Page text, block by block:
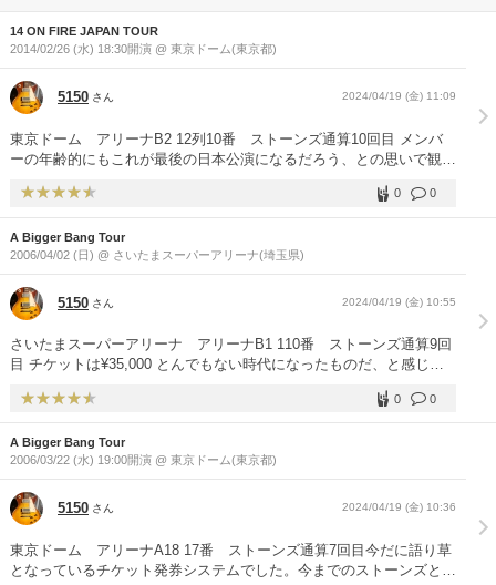
14 ON FIRE JAPAN TOUR
2014/02/26 (水) 18:30開演 @ 東京ドーム(東京都)
5150 さん 2024/04/19 (金) 11:09
東京ドーム アリーナB2 12列10番 ストーンズ通算10回目 メンバ
ーの年齢的にもこれが最後の日本公演になるだろう、との思いで観に
した。 私の5列前に故鮎川誠氏がいらっしゃいました。
0
0
A Bigger Bang Tour
2006/04/02 (日) @ さいたまスーパーアリーナ(埼玉県)
5150 さん 2024/04/19 (金) 10:55
さいたまスーパーアリーナ アリーナB1 110番 ストーンズ通算9回
目 チケットは¥35,000 とんでもない時代になったものだ、と感じま
0
0
A Bigger Bang Tour
2006/03/22 (水) 19:00開演 @ 東京ドーム(東京都)
5150 さん 2024/04/19 (金) 10:36
東京ドーム アリーナA18 17番 ストーンズ通算7回目今だに語り草
となっているチケット発券システムでした。今までのストーンズと仕